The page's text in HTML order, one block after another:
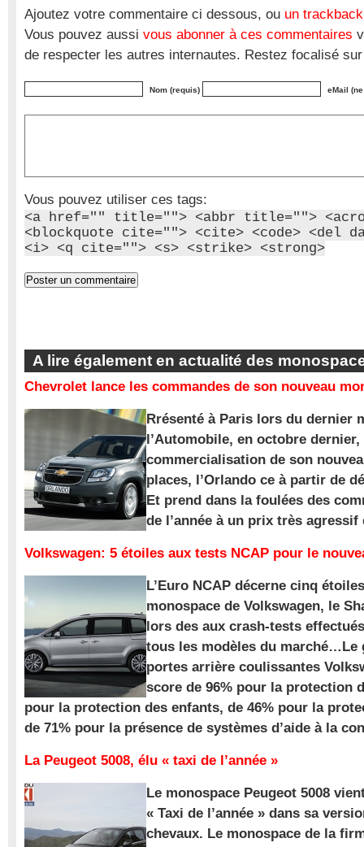
Ajoutez votre commentaire ci dessous, ou un trackback
Vous pouvez aussi vous abonner à ces commentaires
de respecter les autres internautes. Restez focalisé
Nom (requis) eMail
Vous pouvez utiliser ces tags:
<a href="" title=""> <abbr title="">
<blockquote cite=""> <cite> <code> <del
<i> <q cite=""> <s> <strike> <strong>
A lire également en actualité des
Chevrolet lance les commandes de son nouveau
Rrésenté à Paris lors du dernier
l’Automobile, en octobre
commercialisation de son
places, l’Orlando ce à partir de
Et prend dans la foulées des
de l’année à un prix très agressif
Volkswagen: 5 étoiles aux tests NCAP pour le
L’Euro NCAP décerne cinq
monospace de Volkswagen, le
lors des aux crash-tests
tous les modèles du marché…Le
portes arrière coulissantes
score de 96% pour la protection
pour la protection des enfants, de 46% pour la
de 71% pour la présence de systèmes d’aide à la
La Peugeot 5008, élu « taxi de l’année »
Le monospace Peugeot 5008
« Taxi de l’année » dans sa
chevaux. Le monospace de la